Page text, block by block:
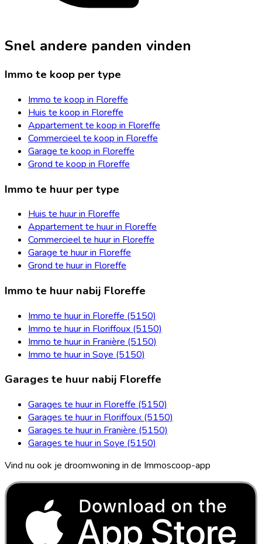
Snel andere panden vinden
Immo te koop per type
Immo te koop in Floreffe
Huis te koop in Floreffe
Appartement te koop in Floreffe
Commercieel te koop in Floreffe
Garage te koop in Floreffe
Grond te koop in Floreffe
Immo te huur per type
Huis te huur in Floreffe
Appartement te huur in Floreffe
Commercieel te huur in Floreffe
Garage te huur in Floreffe
Grond te huur in Floreffe
Immo te huur nabij Floreffe
Immo te huur in Floreffe (5150)
Immo te huur in Floriffoux (5150)
Immo te huur in Franière (5150)
Immo te huur in Soye (5150)
Garages te huur nabij Floreffe
Garages te huur in Floreffe (5150)
Garages te huur in Floriffoux (5150)
Garages te huur in Franière (5150)
Garages te huur in Soye (5150)
Vind nu ook je droomwoning in de Immoscoop-app